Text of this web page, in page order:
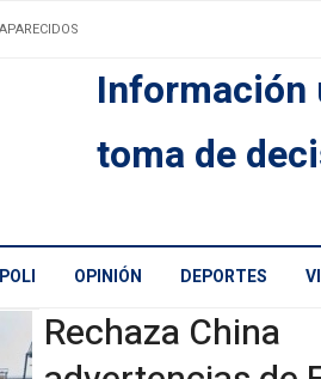
Información
toma de
OPINIÓN DEPORTES
Rechaza China